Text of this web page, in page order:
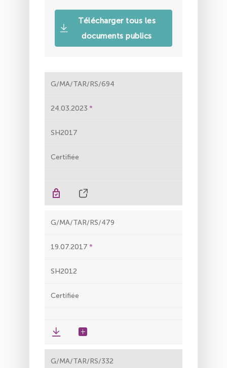
Télécharger tous les
documents publics
G/MA/TAR/RS/694
24.03.2023
SH2017
Certifiée
G/MA/TAR/RS/479
19.07.2017
SH2012
Certifiée
G/MA/TAR/RS/332